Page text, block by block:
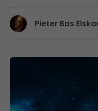
Pieter Bas